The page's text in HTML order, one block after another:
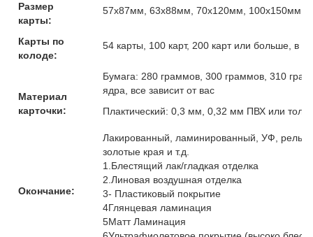
Размер
карты:
57x87мм, 63x88мм, 70x120мм, 100x150мм
Карты по
колоде:
54 карты, 100 карт, 200 карт или больше, в
Материал
карточки:
Бумага: 280 граммов, 300 граммов, 310
ядра, все зависит от вас
Плактический: 0,3 мм, 0,32 мм ПВХ или
Окончание:
Лакированный, ламинированный, УФ,
золотые края и т.д.
1.Блестящий лак/гладкая отделка
2.Линовая воздушная отделка
3- Пластиковый покрытие
4Глянцевая ламинация
5Матт Ламинация